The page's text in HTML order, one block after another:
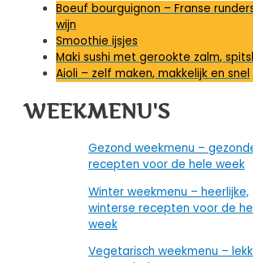
Boeuf bourguignon – Franse
wijn
Smoothie ijsjes
Maki sushi met gerookte zalm,
Aioli – zelf maken, makkelijk en snel
WEEKMENU'S
Gezond weekmenu –
recepten voor de hele week
Winter weekmenu – heerlijke,
winterse recepten voor de
week
Vegetarisch weekmenu –